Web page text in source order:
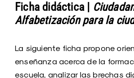
Ficha didáctica |
Alfabetización para la
La siguiente ficha propone
enseñanza acerca de la
escuela, analizar las brechas